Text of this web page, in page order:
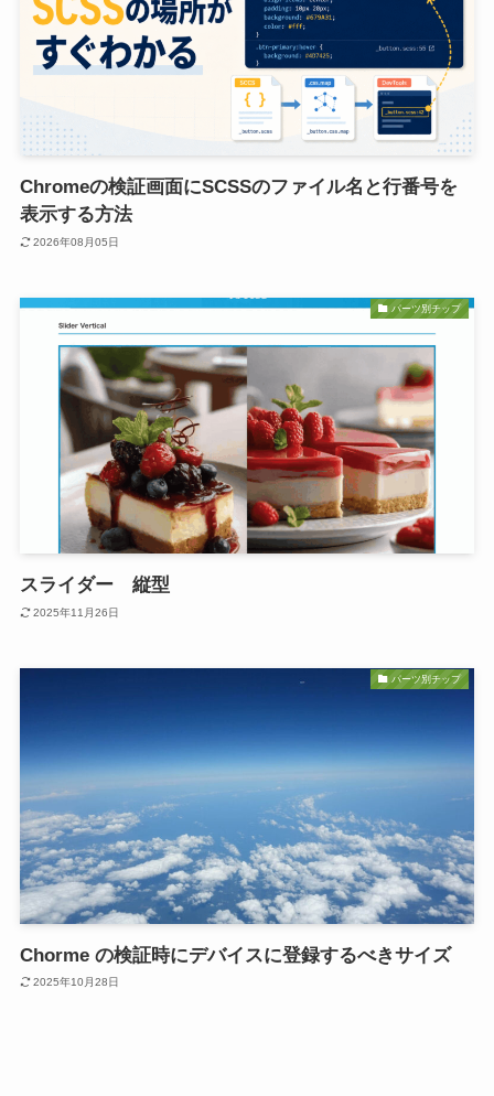
Chromeの検証画面にSCSSのファイル名と行番号を
表示する方法
2026年08月05日
パーツ別チップ
スライダー 縦型
2025年11月26日
パーツ別チップ
Chorme の検証時にデバイスに登録するべきサイズ
2025年10月28日